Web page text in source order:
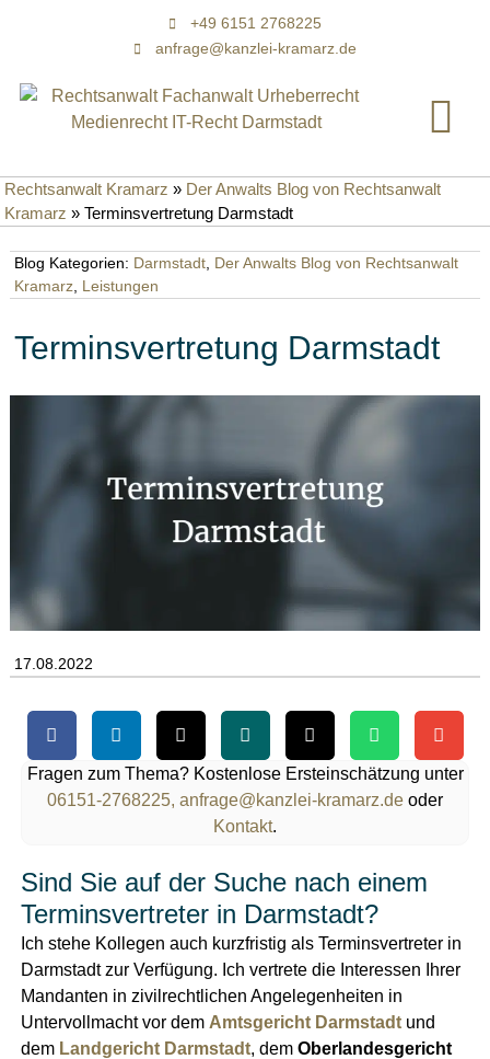
+49 6151 2768225
anfrage@kanzlei-kramarz.de
Rechtsanwalt Kramarz » Der Anwalts Blog von Rechtsanwalt
Kramarz »Terminsvertretung Darmstadt
Blog Kategorien: Darmstadt, Der Anwalts Blog von Rechtsanwalt
Kramarz, Leistungen
Terminsvertretung Darmstadt
17.08.2022
Fragen zum Thema? Kostenlose Ersteinschätzung unter
06151-2768225, anfrage@kanzlei-kramarz.de oder
Kontakt.
Sind Sie auf der Suche nach einem
Terminsvertreter in Darmstadt?
Ich stehe Kollegen auch kurzfristig als Terminsvertreter in
Darmstadt zur Verfügung. Ich vertrete die Interessen Ihrer
Mandanten in zivilrechtlichen Angelegenheiten in
Untervollmacht vor dem Amtsgericht Darmstadtund
dem Landgericht Darmstadt, dem Oberlandesgericht